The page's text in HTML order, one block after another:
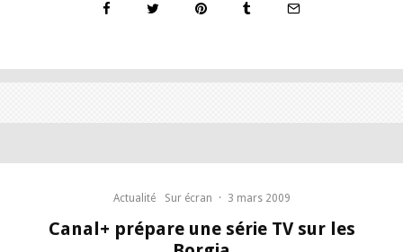
Actualité Sur écran · 3 mars 2009
Canal+ prépare une série TV sur les